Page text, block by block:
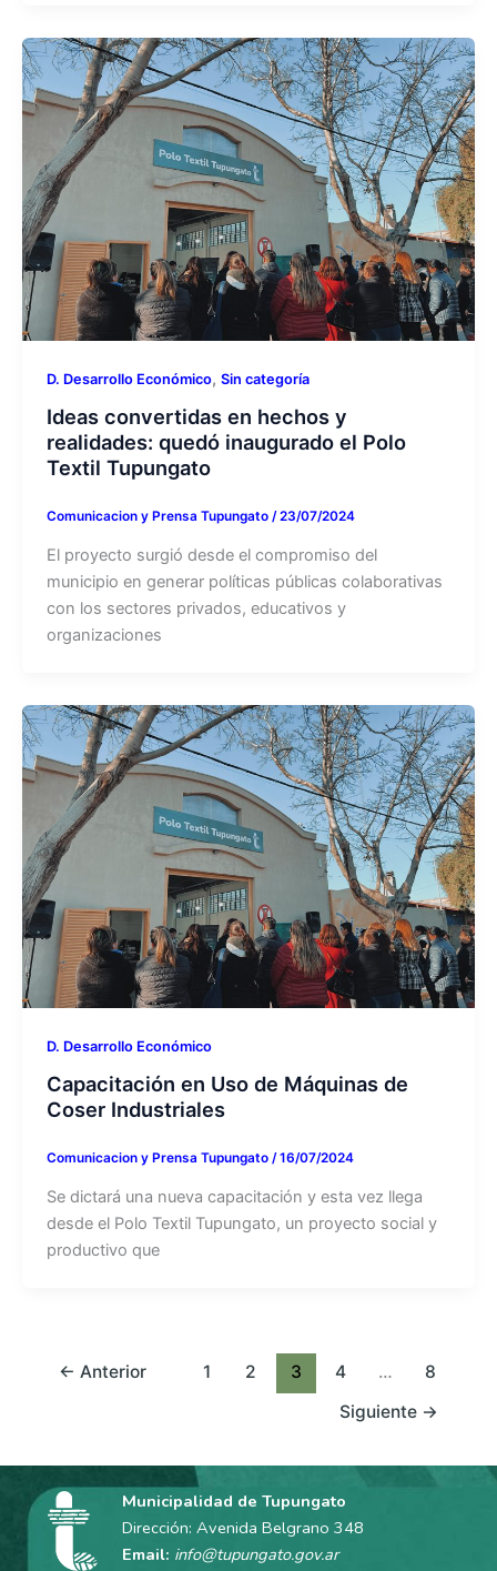
D. Desarrollo Económico, Sin categoría
Ideas convertidas en hechos y
realidades: quedó inaugurado el Polo
Textil Tupungato
Comunicacion y Prensa Tupungato /23/07/2024
El proyecto surgió desde el compromiso del
municipio en generar políticas públicas colaborativas
con los sectores privados, educativos y
organizaciones
D. Desarrollo Económico
Capacitación en Uso de Máquinas de
Coser Industriales
Comunicacion y Prensa Tupungato /16/07/2024
Se dictará una nueva capacitación y esta vez llega
desde el Polo Textil Tupungato, un proyecto social y
productivo que
← Anterior 1 2 3 4 …
8
Siguiente →
Municipalidad de Tupungato
Dirección: Avenida Belgrano 348
Email: info@tupungato.gov.ar